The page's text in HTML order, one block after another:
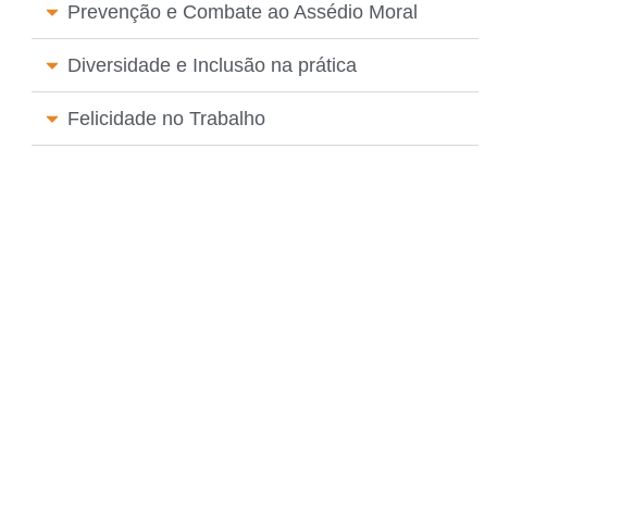
Prevenção e Combate ao Assédio Moral
Diversidade e Inclusão na prática
Felicidade no Trabalho